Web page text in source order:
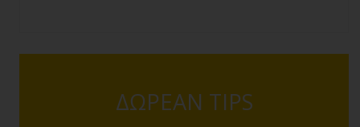
ΔΩΡΕΑΝ TIPS